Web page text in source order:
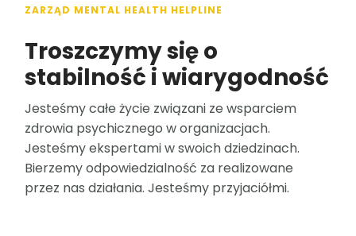
ZARZĄD MENTAL HEALTH HELPLINE
Troszczymy się o
stabilność i wiarygodność
Jesteśmy całe życie związani ze wsparciem
zdrowia psychicznego w organizacjach.
Jesteśmy ekspertami w swoich dziedzinach.
Bierzemy odpowiedzialność za realizowane
przez nas działania. Jesteśmy przyjaciółmi.